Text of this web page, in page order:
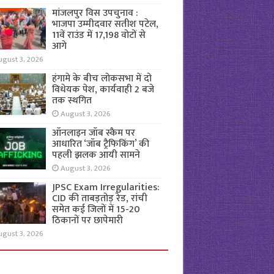
मांजलपुर विस उपचुनाव :
भाजपा उम्मीदवार सतीश पटेल,
11वें राउंड में 17,198 वोटों से
आगे
3, 2026
हंगामे के बीच लोकसभा में दो
विधेयक पेश, कार्यवाही 2 बजे
तक स्थगित
August 3, 2026
ऑनलाइन जॉब स्कैम पर
आधारित ‘जॉब ट्रैफिकिंग’ की
पहली झलक आयी सामने
August 3, 2026
JPSC Exam Irregularities:
CID की ताबड़तोड़ रेड, रांची
समेत कई जिलों में 15-20
ठिकानों पर छापेमारी
3, 2026